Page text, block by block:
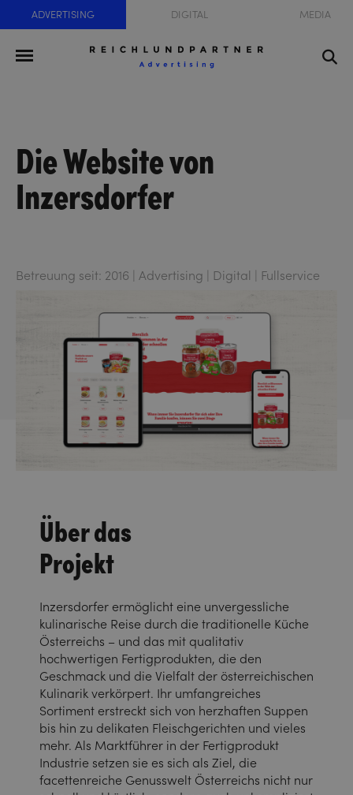
ADVERTISING DIGITAL MEDIA
Die Website von
Inzersdorfer
Betreuung seit: 2016 | Advertising | Digital | Fullservice
Über das
Projekt
Inzersdorfer ermöglicht eine unvergessliche
kulinarische Reise durch die traditionelle Küche
Österreichs – und das mit qualitativ
hochwertigen Fertigprodukten, die den
Geschmack und die Vielfalt der österreichischen
Kulinarik verkörpert. Ihr umfangreiches
Sortiment erstreckt sich von herzhaften Suppen
bis hin zu delikaten Fleischgerichten und vieles
mehr. Als Marktführer in der Fertigprodukt
Industrie setzen sie es sich als Ziel, die
facettenreiche Genusswelt Österreichs nicht nur